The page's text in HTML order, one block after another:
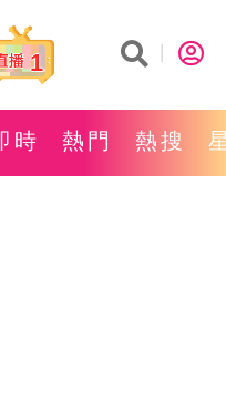
1
時 熱門 熱搜